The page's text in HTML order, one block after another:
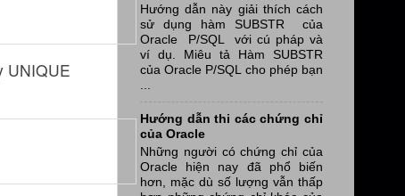
UNIQUE
Hướng dẫn này giải thích cách
sử dụng hàm SUBSTR của
Oracle P/SQL với cú pháp và
ví dụ. Miêu tả Hàm SUBSTR
của Oracle P/SQL cho phép bạn
Hướng dẫn thi các chứng chỉ
của Oracle
Những người có chứng chỉ của
Oracle hiện nay đã phổ biến
hơn, mặc dù số lượng vẫn thấp